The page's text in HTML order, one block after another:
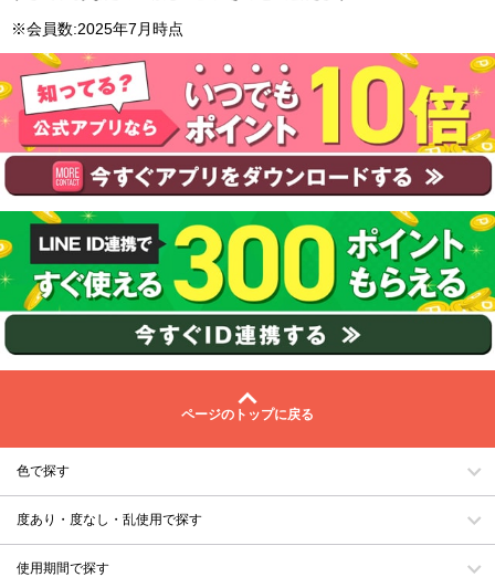
※会員数:2025年7月時点
ページのトップに戻る
色で探す
度あり・度なし・乱使用で探す
使用期間で探す